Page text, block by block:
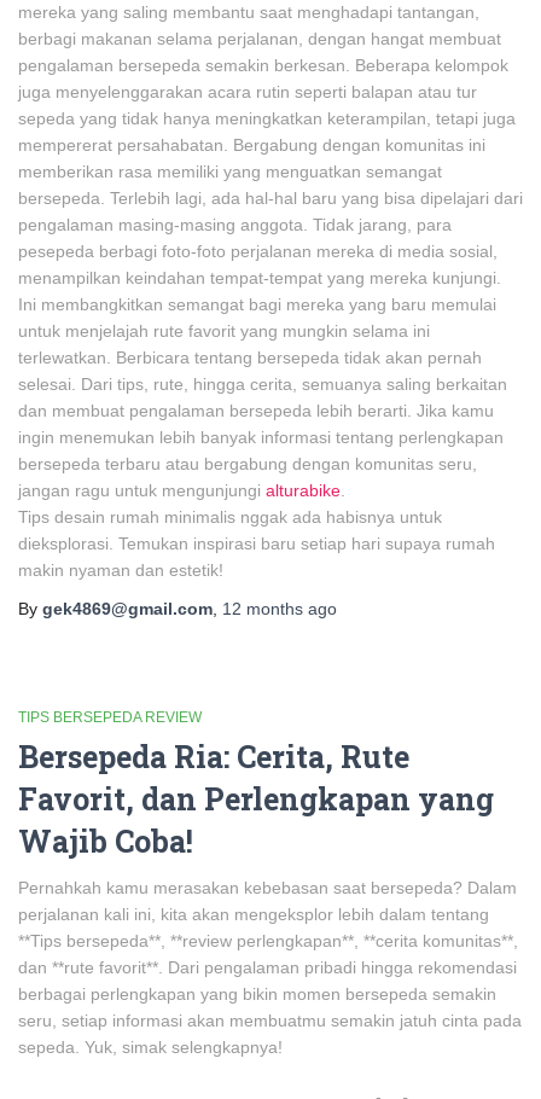
mereka yang saling membantu saat menghadapi tantangan,
berbagi makanan selama perjalanan, dengan hangat membuat
pengalaman bersepeda semakin berkesan. Beberapa kelompok
juga menyelenggarakan acara rutin seperti balapan atau tur
sepeda yang tidak hanya meningkatkan keterampilan, tetapi juga
mempererat persahabatan. Bergabung dengan komunitas ini
memberikan rasa memiliki yang menguatkan semangat
bersepeda. Terlebih lagi, ada hal-hal baru yang bisa dipelajari dari
pengalaman masing-masing anggota. Tidak jarang, para
pesepeda berbagi foto-foto perjalanan mereka di media sosial,
menampilkan keindahan tempat-tempat yang mereka kunjungi.
Ini membangkitkan semangat bagi mereka yang baru memulai
untuk menjelajah rute favorit yang mungkin selama ini
terlewatkan. Berbicara tentang bersepeda tidak akan pernah
selesai. Dari tips, rute, hingga cerita, semuanya saling berkaitan
dan membuat pengalaman bersepeda lebih berarti. Jika kamu
ingin menemukan lebih banyak informasi tentang perlengkapan
bersepeda terbaru atau bergabung dengan komunitas seru,
jangan ragu untuk mengunjungi alturabike
Tips desain rumah minimalis nggak ada habisnya untuk
dieksplorasi. Temukan inspirasi baru setiap hari supaya rumah
makin nyaman dan estetik!
By gek4869@gmail.com 12 months ago
TIPS BERSEPEDA REVIEW
Bersepeda Ria: Cerita, Rute
Favorit, dan Perlengkapan yang
Wajib Coba!
Pernahkah kamu merasakan kebebasan saat bersepeda? Dalam
perjalanan kali ini, kita akan mengeksplor lebih dalam tentang
**Tips bersepeda**, **review perlengkapan**, **cerita komunitas**,
dan **rute favorit**. Dari pengalaman pribadi hingga rekomendasi
berbagai perlengkapan yang bikin momen bersepeda semakin
seru, setiap informasi akan membuatmu semakin jatuh cinta pada
sepeda. Yuk, simak selengkapnya!